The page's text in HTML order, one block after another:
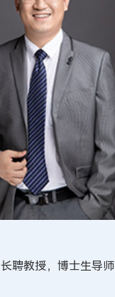
长聘教授，博士生导师